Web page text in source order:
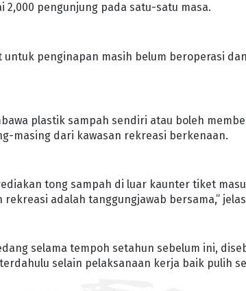
pengunjung pada satu-satu masa.
untuk penginapan masih belum beroperasi
plastik sampah sendiri atau boleh
masing dari kawasan rekreasi berkenaan.
tong sampah di luar kaunter tiket
adalah tanggungjawab bersama,” jelas
selama tempoh setahun sebelum ini,
selain pelaksanaan kerja baik pulih